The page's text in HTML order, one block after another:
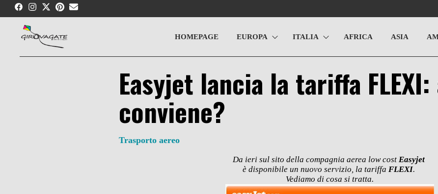
Skip
content
HOMEPAGE EUROPA ITALIA AFRICA ASIA
Easyjet lancia la tariffa
conviene?
Trasporto aereo
Da ieri sul sito della compagnia aerea low costEasyjet
è disponibile un nuovo servizio, la tariffaFLEXI.
Vediamo di cosa si tratta.